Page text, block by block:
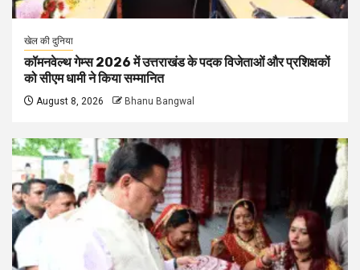
खेल की दुनिया
कॉमनवेल्थ गेम्स 2026 में उत्तराखंड के पदक विजेताओं और प्रशिक्षकों
को सीएम धामी ने किया सम्मानित
August 8, 2026 Bhanu Bangwal